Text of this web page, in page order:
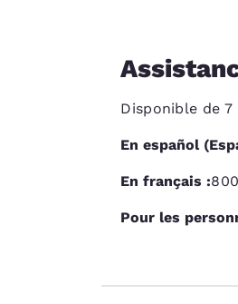
Disponible de
En español
En français :
Pour les